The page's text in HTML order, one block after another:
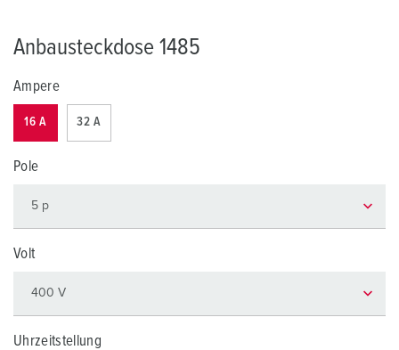
Anbausteckdose 1485
Ampere
16 A 32 A
Pole
Volt
Uhrzeitstellung